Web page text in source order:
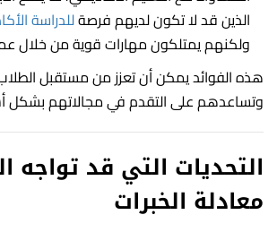
الذين قد لا تكون لديهم فرصةللدراسة
ولكنهم يمتلكون مهارات قوية من خلال
هذه الفوائد يمكن أن تعزز من مستقبل
وتساعدهم على التقدم في مجالاتهم بشكل
التحديات التي قد تواجه
معادلة الخبرات